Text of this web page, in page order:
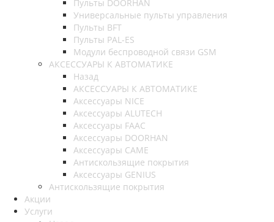
Пульты DOORHAN
Универсальные пульты управления
Пульты BFT
Пульты PAL-ES
Модули беспроводной связи GSM
АКСЕССУАРЫ К АВТОМАТИКЕ
Назад
АКСЕССУАРЫ К АВТОМАТИКЕ
Аксессуары NICE
Аксессуары ALUTECH
Аксессуары FAAC
Аксессуары DOORHAN
Аксессуары CAME
Антискользящие покрытия
Аксессуары GENIUS
Антискользящие покрытия
Акции
Услуги